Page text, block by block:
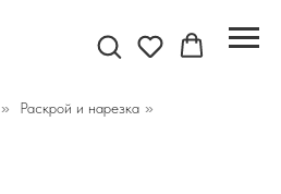
» Раскрой и нарезка »